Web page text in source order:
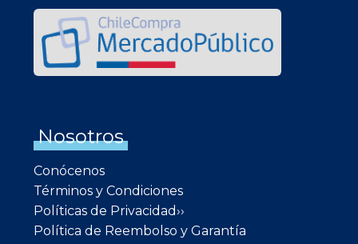
Nosotros
Conócenos
Términos y Condiciones
Políticas de Privacidad››
Política de Reembolso y Garantía